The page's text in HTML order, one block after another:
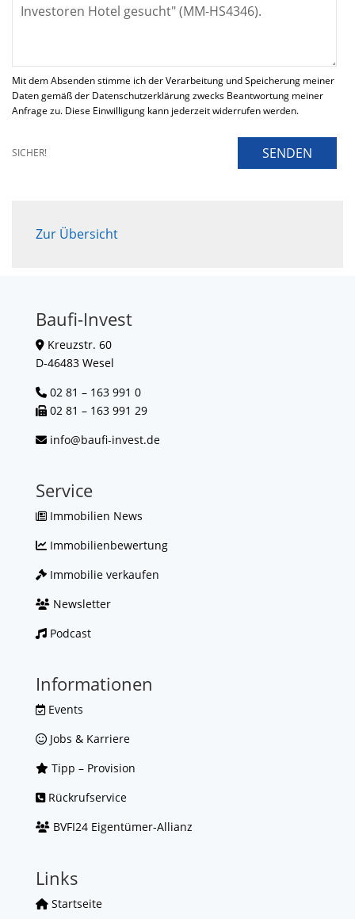
Mit dem Absenden stimme ich der Verarbeitung und Speicherung meiner
Daten gemäß der Datenschutzerklärung zwecks Beantwortung meiner
Anfrage zu. Diese Einwilligung kann jederzeit widerrufen werden.
SICHER! SENDEN
Zur Übersicht
Baufi-Invest
Kreuzstr. 60
D-46483 Wesel
02 81 – 163 991 0
02 81 – 163 991 29
info@baufi-invest.de
Service
Immobilien News
Immobilienbewertung
Immobilie verkaufen
Newsletter
Podcast
Informationen
Events
Jobs & Karriere
Tipp – Provision
Rückrufservice
BVFI24 Eigentümer-Allianz
Links
Startseite